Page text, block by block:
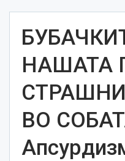
НАШАТА
ВО